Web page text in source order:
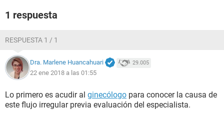
1 respuesta
RESPUESTA 1 / 1
Dra. Marlene Huancahuari 29.005
22 ene 2018 a las 01:55
Lo primero es acudir al ginecólogo para conocer la causa de
este flujo irregular previa evaluación del especialista.